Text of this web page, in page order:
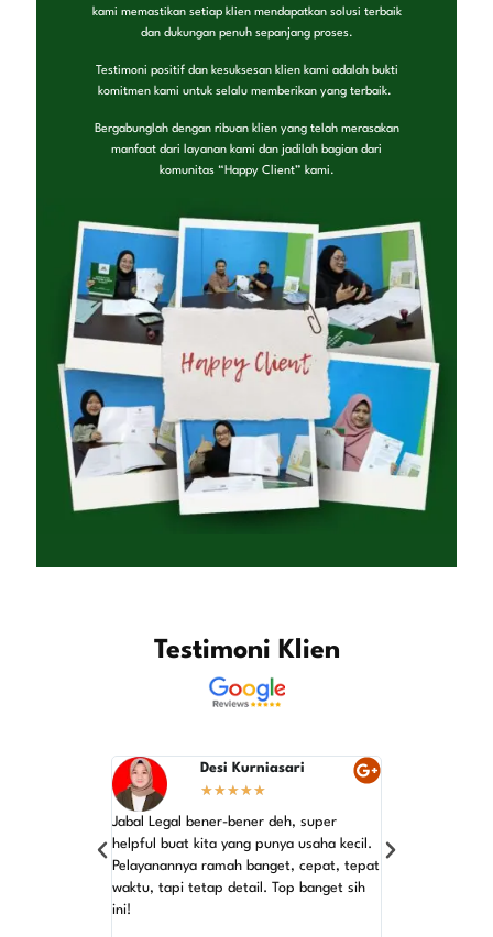
kami memastikan setiap klien mendapatkan solusi terbaik
dan dukungan penuh sepanjang proses.
Testimoni positif dan kesuksesan klien kami adalah bukti
komitmen kami untuk selalu memberikan yang terbaik.
Bergabunglah dengan ribuan klien yang telah merasakan
manfaat dari layanan kami dan jadilah bagian dari
komunitas “Happy Client” kami.
Testimoni Klien
Desi Kurniasari
★★★★★
Jabal Legal bener-bener deh, super
helpful buat kita yang punya usaha kecil.
Pelayanannya ramah banget, cepat, tepat
waktu, tapi tetap detail. Top banget sih
ini!
ribet urus